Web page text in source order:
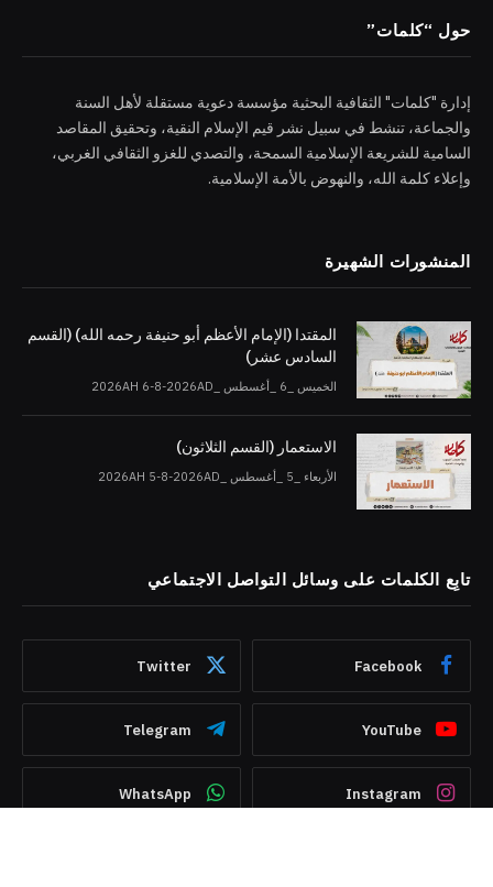
حول “كلمات”
إدارة "كلمات" الثقافية البحثية مؤسسة دعوية مستقلة لأهل السنة
والجماعة، تنشط في سبيل نشر قيم الإسلام النقية، وتحقيق المقاصد
السامية للشريعة الإسلامية السمحة، والتصدي للغزو الثقافي الغربي،
وإعلاء كلمة الله، والنهوض بالأمة الإسلامية.
المنشورات الشهيرة
المقتدا (الإمام الأعظم أبو حنيفة رحمه الله) (القسم
السادس عشر)
الخميس _6 _أغسطس _2026AH 6-8-2026AD
الاستعمار (القسم الثلاثون)
الأربعاء _5 _أغسطس _2026AH 5-8-2026AD
تابِع الكلمات على وسائل التواصل الاجتماعي
Facebook
Twitter
YouTube
Telegram
Instagram
WhatsApp